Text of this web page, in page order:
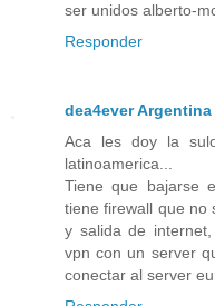
ser unidos alberto-
Responder
dea4ever Argentina
Aca les doy la
latinoamerica...
Tiene que bajarse
tiene firewall que no
y salida de
vpn con un server
conectar al server